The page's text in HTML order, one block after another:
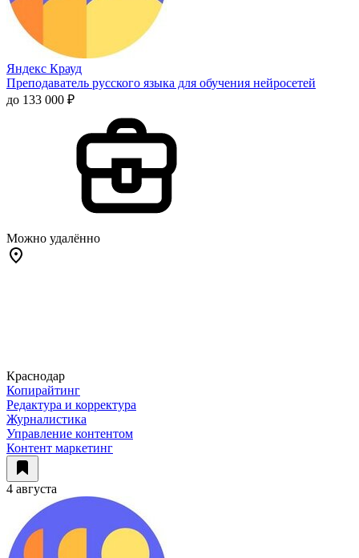
Яндекс Крауд
Преподаватель русского языка для обучения нейросетей
до 133 000 ₽
Можно удалённо
Краснодар
Копирайтинг
Редактура и корректура
Журналистика
Управление контентом
Контент маркетинг
4 августа